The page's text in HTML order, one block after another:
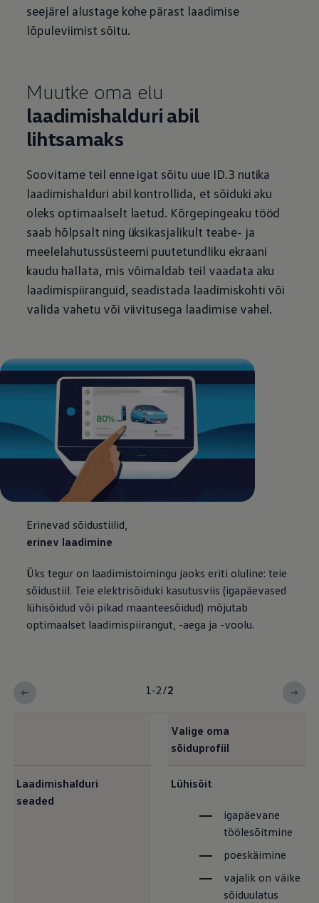
seejärel alustage kohe pärast laadimise
lõpuleviimist sõitu.
Muutke oma elu
laadimishalduri abil
lihtsamaks
Soovitame teil enne igat sõitu uue ID.3 nutika
laadimishalduri abil kontrollida, et sõiduki aku
oleks optimaalselt laetud. Kõrgepingeaku tööd
saab hõlpsalt ning üksikasjalikult teabe- ja
meelelahutussüsteemi puutetundliku ekraani
kaudu hallata, mis võimaldab teil vaadata aku
laadimispiiranguid, seadistada laadimiskohti või
valida vahetu või viivitusega laadimise vahel.
Erinevad sõidustiilid,
erinev laadimine
Üks tegur on laadimistoimingu jaoks eriti oluline: teie
sõidustiil. Teie elektrisõiduki kasutusviis (igapäevased
lühisõidud või pikad maanteesõidud) mõjutab
optimaalset laadimispiirangut, -aega ja -voolu.
1-2/2
Valige oma
sõiduprofiil
Laadimishalduri
seaded
Lühisõit
igapäevane
töölesõitmine
poeskäimine
vajalik on väike
sõiduulatus